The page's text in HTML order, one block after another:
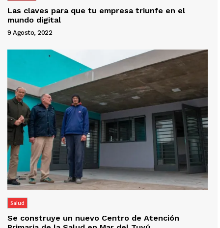
Las claves para que tu empresa triunfe en el
mundo digital
9 Agosto, 2022
Salud
Se construye un nuevo Centro de Atención